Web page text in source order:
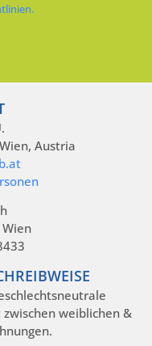
Austria
weiblichen &